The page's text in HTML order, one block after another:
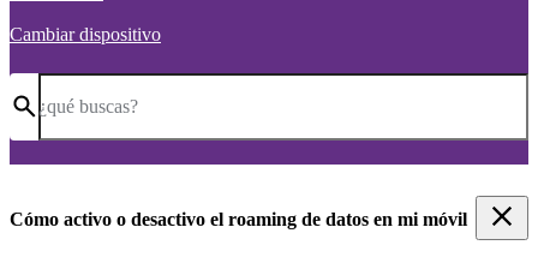
Cambiar dispositivo
¿qué buscas?
Cómo activo o desactivo el roaming de datos en mi móvil